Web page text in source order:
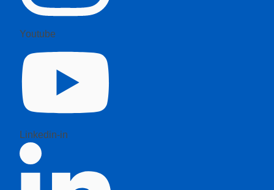
Youtube
Linkedin-in